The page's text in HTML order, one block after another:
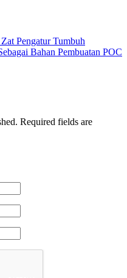
Pengatur Tumbuh
Bahan Pembuatan POC
Required fields are